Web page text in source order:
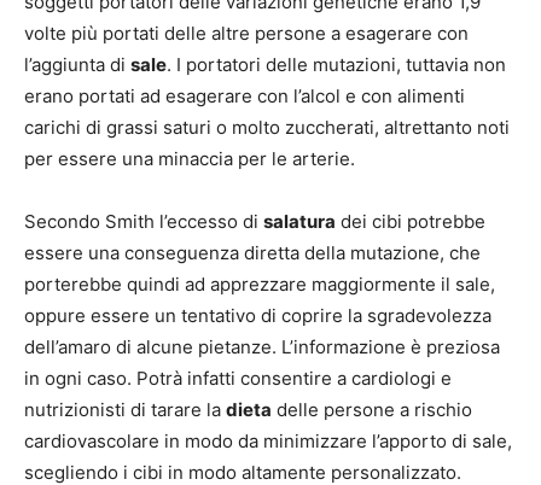
volte più portati delle altre persone a esagerare con
l’aggiunta di sale. I portatori delle mutazioni, tuttavia non
erano portati ad esagerare con l’alcol e con alimenti
carichi di grassi saturi o molto zuccherati, altrettanto noti
per essere una minaccia per le arterie.
Secondo Smith l’eccesso di salatura dei cibi potrebbe
essere una conseguenza diretta della mutazione, che
porterebbe quindi ad apprezzare maggiormente il sale,
oppure essere un tentativo di coprire la sgradevolezza
dell’amaro di alcune pietanze. L’informazione è preziosa
in ogni caso. Potrà infatti consentire a cardiologi e
nutrizionisti di tarare la dieta delle persone a rischio
cardiovascolare in modo da minimizzare l’apporto di sale,
scegliendo i cibi in modo altamente personalizzato.